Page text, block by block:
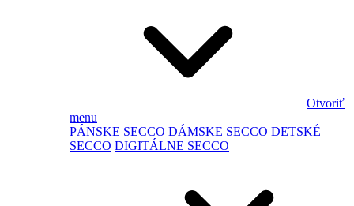
Otvoriť
menu
PÁNSKE SECCO DÁMSKE SECCO DETSKÉ
SECCO DIGITÁLNE SECCO